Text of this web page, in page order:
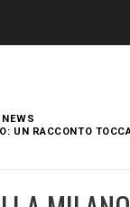
UN RACCONTO